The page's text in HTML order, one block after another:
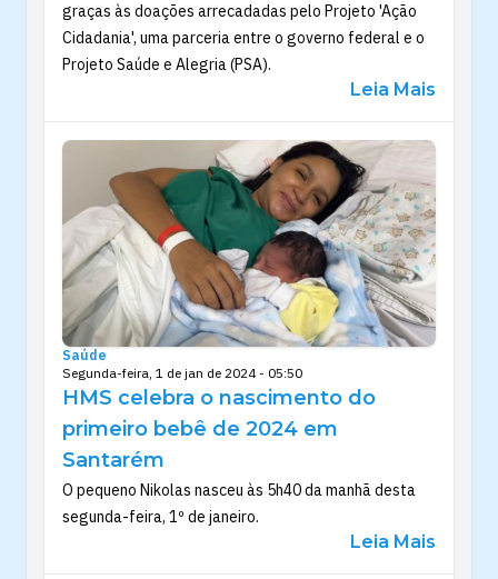
graças às doações arrecadadas pelo Projeto 'Ação
Cidadania', uma parceria entre o governo federal e o
Projeto Saúde e Alegria (PSA).
Leia Mais
Saúde
Segunda-feira, 1 de jan de 2024 - 05:50
HMS celebra o nascimento do
primeiro bebê de 2024 em
Santarém
O pequeno Nikolas nasceu às 5h40 da manhã desta
segunda-feira, 1º de janeiro.
Leia Mais